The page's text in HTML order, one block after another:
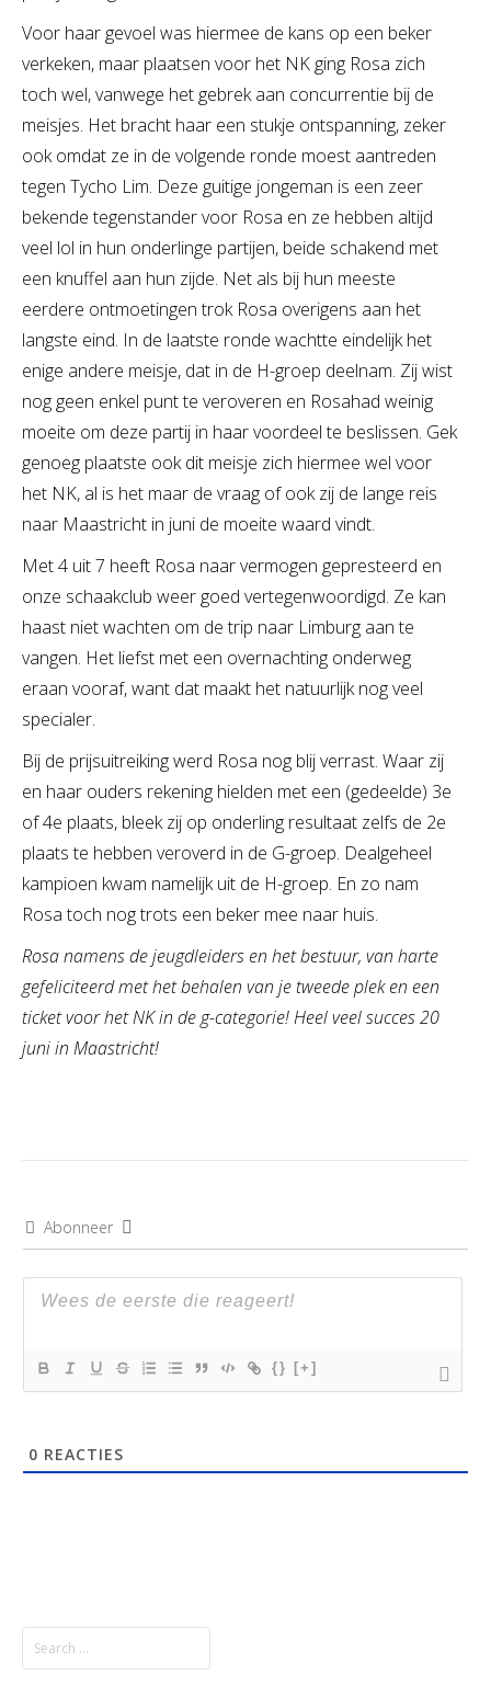
Voor haar gevoel was hiermee de kans op een beker
verkeken, maar plaatsen voor het NK ging Rosa zich
toch wel, vanwege het gebrek aan concurrentie bij de
meisjes. Het bracht haar een stukje ontspanning, zeker
ook omdat ze in de volgende ronde moest aantreden
tegen Tycho Lim. Deze guitige jongeman is een zeer
bekende tegenstander voor Rosa en ze hebben altijd
veel lol in hun onderlinge partijen, beide schakend met
een knuffel aan hun zijde. Net als bij hun meeste
eerdere ontmoetingen trok Rosa overigens aan het
langste eind. In de laatste ronde wachtte eindelijk het
enige andere meisje, dat in de H-groep deelnam. Zij wist
nog geen enkel punt te veroveren en Rosahad weinig
moeite om deze partij in haar voordeel te beslissen. Gek
genoeg plaatste ook dit meisje zich hiermee wel voor
het NK, al is het maar de vraag of ook zij de lange reis
naar Maastricht in juni de moeite waard vindt.
Met 4 uit 7 heeft Rosa naar vermogen gepresteerd en
onze schaakclub weer goed vertegenwoordigd. Ze kan
haast niet wachten om de trip naar Limburg aan te
vangen. Het liefst met een overnachting onderweg
eraan vooraf, want dat maakt het natuurlijk nog veel
specialer.
Bij de prijsuitreiking werd Rosa nog blij verrast. Waar zij
en haar ouders rekening hielden met een (gedeelde) 3e
of 4e plaats, bleek zij op onderling resultaat zelfs de 2e
plaats te hebben veroverd in de G-groep. Dealgeheel
kampioen kwam namelijk uit de H-groep. En zo nam
Rosa toch nog trots een beker mee naar huis.
Rosa namens de jeugdleiders en het bestuur, van harte
gefeliciteerd met het behalen van je tweede plek en een
ticket voor het NK in de g-categorie! Heel veel succes 20
juni in Maastricht!
Abonneer
{} [+]
0 REACTIES